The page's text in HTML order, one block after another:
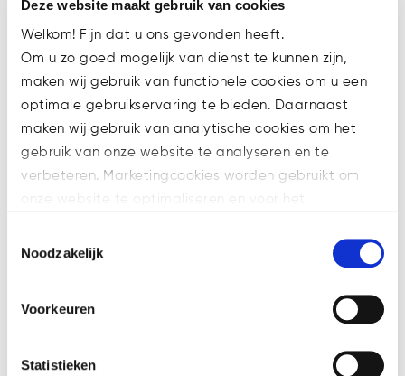
Deze website maakt gebruik van cookies
Welkom! Fijn dat u ons gevonden heeft.
Om u zo goed mogelijk van dienst te kunnen zijn,
maken wij gebruik van functionele cookies om u een
optimale gebruikservaring te bieden. Daarnaast
maken wij gebruik van analytische cookies om het
gebruik van onze website te analyseren en te
verbeteren. Marketingcookies worden gebruikt om
Welke cookies wij gebruiken, ziet u in de cookiebalk
hieronder. Mocht u meer informatie willen over onze
op: https://watsonlaw.nl/privacy/
Noodzakelijk
Voorkeuren
Statistieken
omstandigheden op deze manier
hebben gehandeld.
In artikel 2:248 lid 4 BW is bepaald
dat de rechter het bedrag
waarvoor de bestuurders
aansprakelijk zijn, kan verminderen.
Hiervoor wordt onder andere
door het bestuur en de andere
geen van de bestuurders aanleiding